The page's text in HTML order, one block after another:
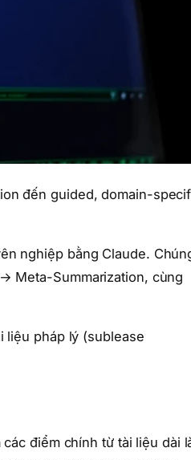
đến guided, domain-
nghiệp bằng Claude.
Meta-Summarization, cùng
liệu pháp lý (sublease
các điểm chính từ tài liệu dài